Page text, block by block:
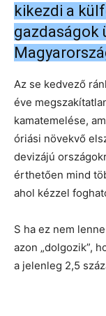
kikezdi a
gazdaságok
Az se kedvező
éve
kamatemelése,
óriási növekvő
devizájú
érthetően mind
ahol kézzel
S ha ez nem
azon „dolgozik”,
a jelenleg 2,5